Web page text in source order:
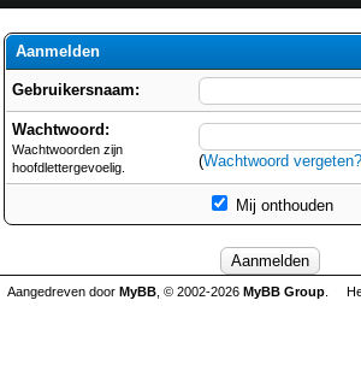
Helpdesks
GemistDownloader
Forum
Aanmelden
Gebruikersnaam:
Wachtwoord:
Wachtwoorden zijn
hoofdlettergevoelig.
(Wachtwoord vergeten?
Mij onthouden
Aangedreven door MyBB , © 2002-2026 MyBB Group